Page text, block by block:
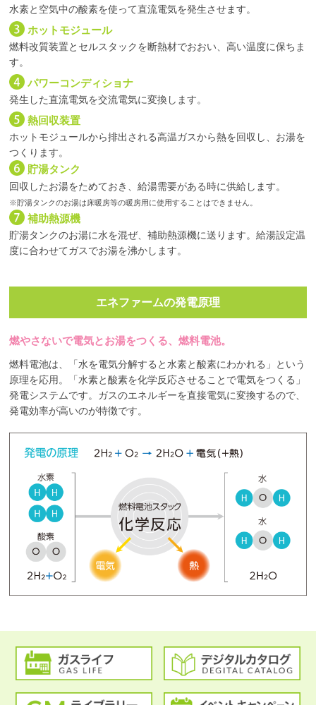
水素と空気中の酸素を使って直流電気を発生させます。
ホットモジュール
燃料改質装置とセルスタックを断熱材でおおい、高い温度に保ちま
す。
パワーコンディショナ
発生した直流電気を交流電気に変換します。
熱回収装置
ホットモジュールから排出される高温ガスから熱を回収し、お湯を
つくります。
貯湯タンク
回収したお湯をためておき、給湯需要がある時に供給します。
※貯湯タンクのお湯は床暖房等の暖房用に使用することはできません。
補助熱源機
貯湯タンクのお湯に水を混ぜ、補助熱源機に送ります。給湯設定温
度に合わせてガスでお湯を沸かします。
エネファームの発電原理
燃やさないで電気とお湯をつくる、燃料電池。
燃料電池は、「水を電気分解すると水素と酸素にわかれる」という
原理を応用。「水素と酸素を化学反応させることで電気をつくる」
発電システムです。ガスのエネルギーを直接電気に変換するので、
発電効率が高いのが特徴です。